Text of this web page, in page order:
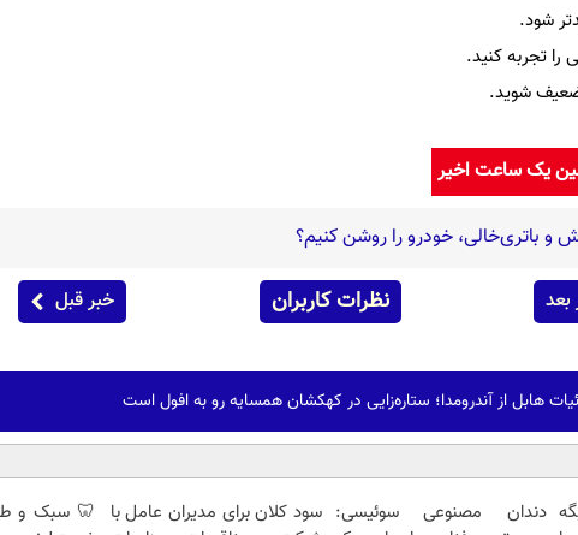
شود.
را تجربه کنید.
شوید.
یک ساعت اخیر
و باتری‌خالی، خودرو را روشن کنیم؟
بعد نظرات کاربران خبر قبل
هابل از آندرومدا؛ ستاره‌زایی در کهکشان همسایه رو به افول است
دیگه دندان مصنوعی سوئیسی: سود کلان برای مدیران عامل با
🦷 سبک و